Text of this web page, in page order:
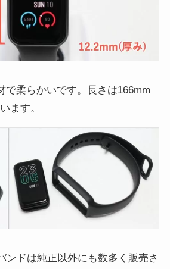
で柔らかいです。長さは166mm
ます。
ンドは純正以外にも数多く販売さ